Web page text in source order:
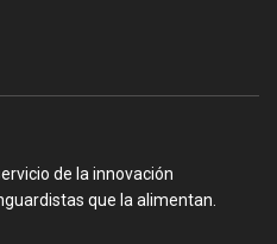
de la innovación
que la alimentan.